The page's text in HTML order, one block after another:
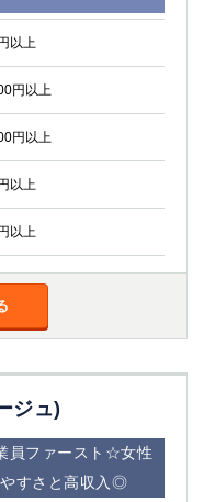
以上
円以上
円以上
以上
以上
ジュ)
員ファースト☆女性
すさと高収入◎